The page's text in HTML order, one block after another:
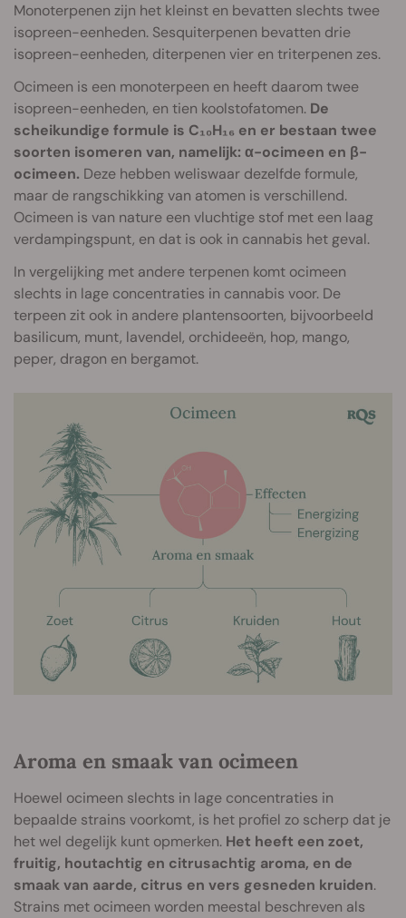
Monoterpenen zijn het kleinst en bevatten slechts twee
isopreen-eenheden. Sesquiterpenen bevatten drie
isopreen-eenheden, diterpenen vier en triterpenen zes.
Ocimeen is een monoterpeen en heeft daarom twee
isopreen-eenheden, en tien koolstofatomen. De
scheikundige formule is C₁₀H₁₆ en er bestaan twee
soorten isomeren van, namelijk: α-ocimeen en β-
ocimeen. Deze hebben weliswaar dezelfde formule,
maar de rangschikking van atomen is verschillend.
Ocimeen is van nature een vluchtige stof met een laag
verdampingspunt, en dat is ook in cannabis het geval.
In vergelijking met andere terpenen komt ocimeen
slechts in lage concentraties in cannabis voor. De
terpeen zit ook in andere plantensoorten, bijvoorbeeld
basilicum, munt, lavendel, orchideeën, hop, mango,
peper, dragon en bergamot.
Aroma en smaak van ocimeen
Hoewel ocimeen slechts in lage concentraties in
bepaalde strains voorkomt, is het profiel zo scherp dat je
het wel degelijk kunt opmerken. Het heeft een zoet,
fruitig, houtachtig en citrusachtig aroma, en de
smaak van aarde, citrus en vers gesneden kruiden.
Strains met ocimeen worden meestal beschreven als